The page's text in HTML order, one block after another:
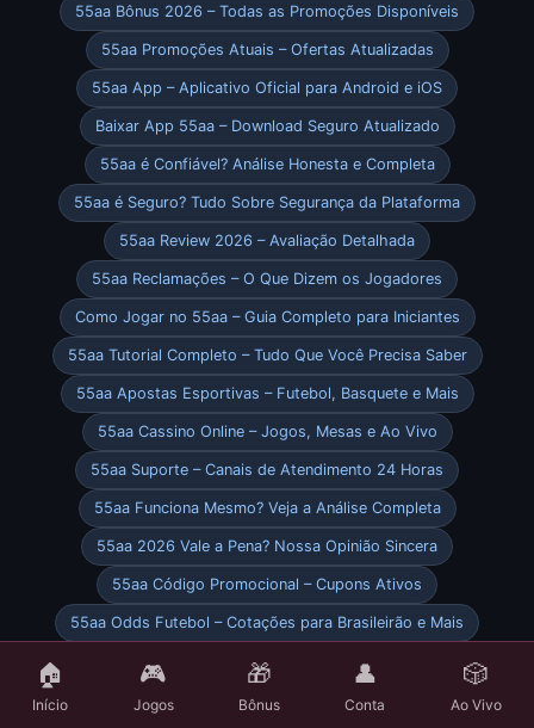
55aa Bônus 2026 – Todas as Promoções Disponíveis
55aa Promoções Atuais – Ofertas Atualizadas
55aa App – Aplicativo Oficial para Android e iOS
Baixar App 55aa – Download Seguro Atualizado
55aa é Confiável? Análise Honesta e Completa
55aa é Seguro? Tudo Sobre Segurança da Plataforma
55aa Review 2026 – Avaliação Detalhada
55aa Reclamações – O Que Dizem os Jogadores
Como Jogar no 55aa – Guia Completo para Iniciantes
55aa Tutorial Completo – Tudo Que Você Precisa Saber
55aa Apostas Esportivas – Futebol, Basquete e Mais
55aa Cassino Online – Jogos, Mesas e Ao Vivo
55aa Suporte – Canais de Atendimento 24 Horas
55aa Funciona Mesmo? Veja a Análise Completa
55aa 2026 Vale a Pena? Nossa Opinião Sincera
55aa Código Promocional – Cupons Ativos
55aa Odds Futebol – Cotações para Brasileirão e Mais
55aa Rodadas Grátis – Como Ganhar Giros Free
55aa Cashback – Receba Parte do Que Jogou
🏠
Início
🎮
Jogos
🎁
Bônus
👤
Conta
🎲
Ao Vivo